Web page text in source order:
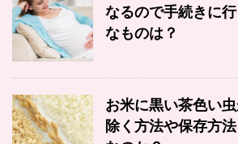
なるので手続きに
なものは？
お米に黒い茶色い
除く方法や保存方